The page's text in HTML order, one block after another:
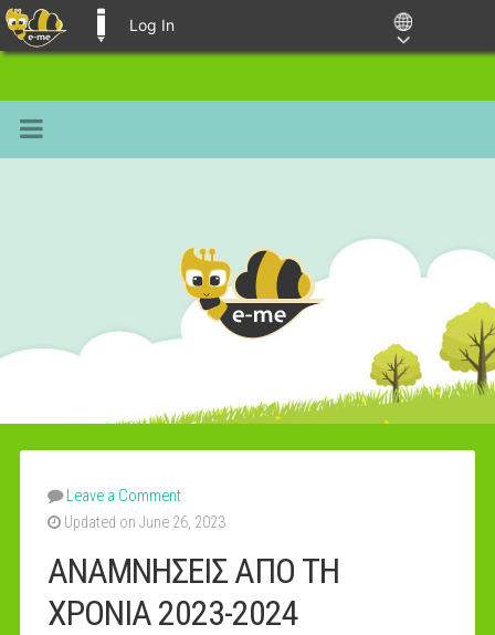
Log In
Leave a Comment
Updated on June 26, 2023
ΑΝΑΜΝΗΣΕΙΣ ΑΠΟ ΤΗ
ΧΡΟΝΙΑ 2023-2024